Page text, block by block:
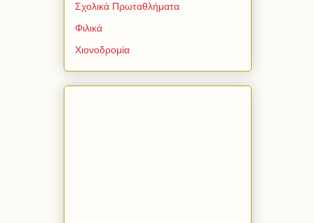
Σχολικά Πρωταθλήματα
Φιλικά
Χιονοδρομία